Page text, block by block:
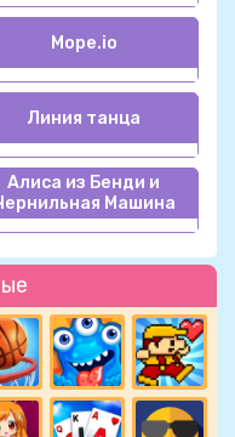
Mope.io
Линия танца
Алиса из Бенди и
Машина